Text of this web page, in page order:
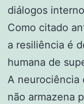
diálogos
Como citado
a resiliência é
humana de
A neurociência
não armazena